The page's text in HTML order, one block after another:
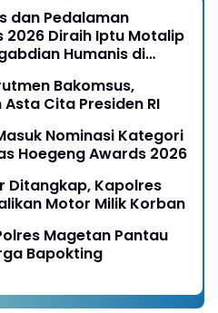
dan Pedalaman
2026 Diraih Iptu Motalip
Humanis di
Bakomsus,
Cita Presiden RI
Nominasi Kategori
Hoegeng Awards 2026
Ditangkap, Kapolres
Motor Milik Korban
Magetan Pantau
Bapokting